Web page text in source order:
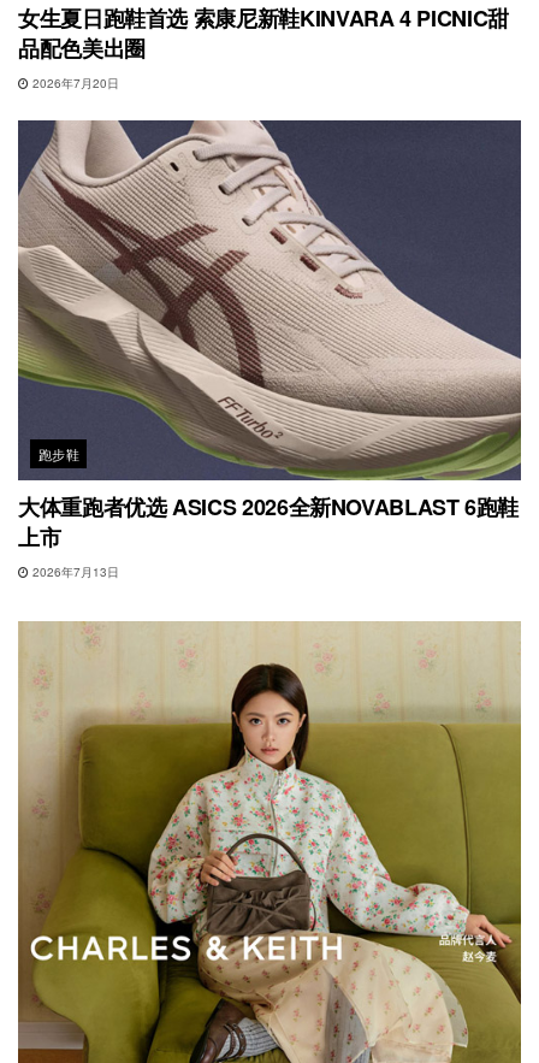
女生夏日跑鞋首选 索康尼新鞋KINVARA 4 PICNIC甜
品配色美出圈
2026年7月20日
跑步鞋
大体重跑者优选 ASICS 2026全新NOVABLAST 6跑鞋
上市
2026年7月13日